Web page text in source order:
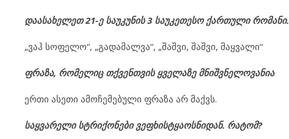
დაასახელეთ 21-ე საუკუნის 3 საუკეთესო ქართული რომანი.
„ვაჰ სოფელო“, „გადამალვა“, „შაშვი, შაშვი, მაყვალი“
ფრაზა, რომელიც თქვენთვის ყველაზე მნიშვნელოვანია
ერთი ასეთი ამოჩემებული ფრაზა არ მაქვს.
საყვარელი სტრიქონები ვეფხისტყაოსნიდან. რატომ?